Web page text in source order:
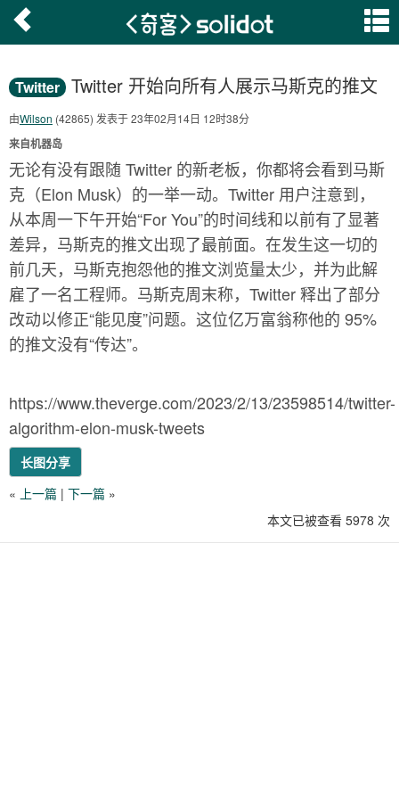
Twitter Twitter 开始向所有人展示马斯克的推文
由Wilson (42865) 发表于 23年02月14日 12时38分
来自机器岛
无论有没有跟随 Twitter 的新老板，你都将会看到马斯
克（Elon Musk）的一举一动。Twitter 用户注意到，
从本周一下午开始“For You”的时间线和以前有了显著
差异，马斯克的推文出现了最前面。在发生这一切的
前几天，马斯克抱怨他的推文浏览量太少，并为此解
雇了一名工程师。马斯克周末称，Twitter 释出了部分
改动以修正“能见度”问题。这位亿万富翁称他的 95%
的推文没有“传达”。
https://www.theverge.com/2023/2/13/23598514/twitter-
algorithm-elon-musk-tweets
长图分享
« 上一篇 | 下一篇 »
本文已被查看 5978 次